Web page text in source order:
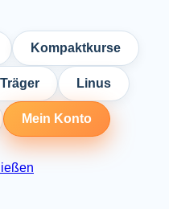
Kompaktkurse
Träger Linus
Mein Konto